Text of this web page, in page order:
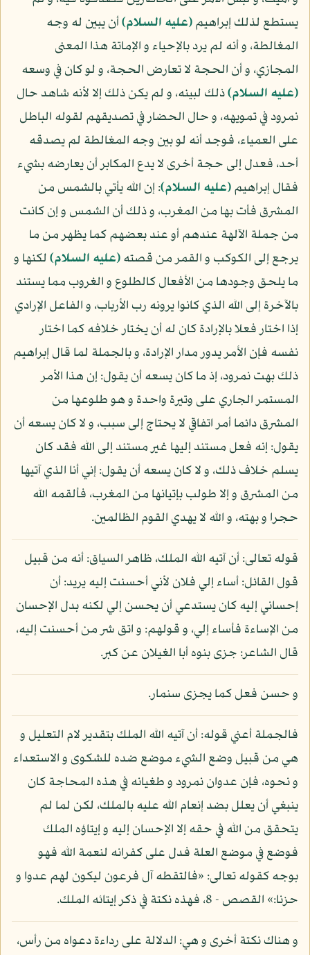
يستطع لذلك إبراهيم(عليه السلام)أن يبين له وجه
المغالطة، و أنه لم يرد بالإحياء و الإماتة هذا المعنى
المجازي، و أن الحجة لا تعارض الحجة، و لو كان في وسعه
(عليه السلام)ذلك لبينه، و لم يكن ذلك إلا لأنه شاهد حال
نمرود في تمويهه، و حال الحضار في تصديقهم لقوله الباطل
على العمياء، فوجد أنه لو بين وجه المغالطة لم يصدقه
أحد، فعدل إلى حجة أخرى لا يدع المكابر أن يعارضه بشيء
فقال إبراهيم(عليه السلام): إن الله يأتي بالشمس من
المشرق فأت بها من المغرب، و ذلك أن الشمس و إن كانت
من جملة الآلهة عندهم أو عند بعضهم كما يظهر من ما
يرجع إلى الكوكب و القمر من قصته(عليه السلام)لكنها و
ما يلحق وجودها من الأفعال كالطلوع و الغروب مما يستند
بالآخرة إلى الله الذي كانوا يرونه رب الأرباب، و الفاعل الإرادي
إذا اختار فعلا بالإرادة كان له أن يختار خلافه كما اختار
نفسه فإن الأمر يدور مدار الإرادة، و بالجملة لما قال إبراهيم
ذلك بهت نمرود، إذ ما كان يسعه أن يقول: إن هذا الأمر
المستمر الجاري على وتيرة واحدة و هو طلوعها من
المشرق دائما أمر اتفاقي لا يحتاج إلى سبب، و لا كان يسعه أن
يقول: إنه فعل مستند إليها غير مستند إلى الله فقد كان
يسلم خلاف ذلك، و لا كان يسعه أن يقول: إني أنا الذي آتيها
من المشرق و إلا طولب بإتيانها من المغرب، فألقمه الله
حجرا و بهته، و الله لا يهدي القوم الظالمين.
قوله تعالى: أن آتيه الله الملك، ظاهر السياق: أنه من قبيل
قول القائل: أساء إلي فلان لأني أحسنت إليه يريد: أن
إحساني إليه كان يستدعي أن يحسن إلي لكنه بدل الإحسان
من الإساءة فأساء إلي، و قولهم: و اتق شر من أحسنت إليه،
قال الشاعر: جزى بنوه أبا الغيلان عن كبر.
و حسن فعل كما يجزى سنمار.
فالجملة أعني قوله: أن آتيه الله الملك بتقدير لام التعليل و
هي من قبيل وضع الشيء موضع ضده للشكوى و الاستعداء
و نحوه، فإن عدوان نمرود و طغيانه في هذه المحاجة كان
ينبغي أن يعلل بضد إنعام الله عليه بالملك، لكن لما لم
يتحقق من الله في حقه إلا الإحسان إليه و إيتاؤه الملك
فوضع في موضع العلة فدل على كفرانه لنعمة الله فهو
بوجه كقوله تعالى: «فالتقطه آل فرعون ليكون لهم عدوا و
حزنا:» القصص - 8، فهذه نكتة في ذكر إيتائه الملك.
و هناك نكتة أخرى و هي: الدلالة على رداءة دعواه من رأس،